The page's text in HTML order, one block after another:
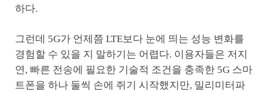
하다.
그런데 5G가 언제쯤 LTE보다 눈에 띄는 성능 변화를
경험할 수 있을 지 말하기는 어렵다. 이용자들은 저지
연, 빠른 전송에 필요한 기술적 조건을 충족한 5G 스마
트폰을 하나 둘씩 손에 쥐기 시작했지만, 밀리미터파